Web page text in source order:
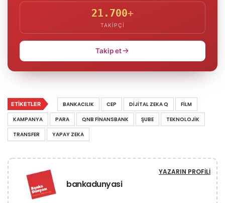
21.700+
TAKIPÇI
Takip et
ETIKETLER BANKACILIK CEP DIJITAL ZEKA Q
FILM
KAMPANYA
PARA QNB FINANSBANK ŞUBE
TEKNOLOJIK
TRANSFER
YAPAY ZEKA
bankadunyasi
YAZARIN PROFILI